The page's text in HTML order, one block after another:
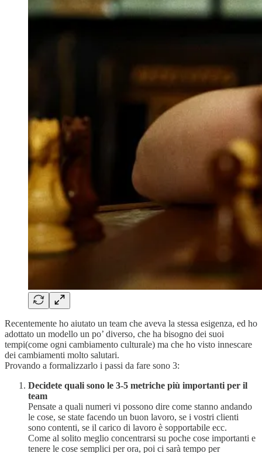
Recentemente ho aiutato un team che aveva la stessa esigenza, ed ho
adottato un modello un po’ diverso, che ha bisogno dei suoi
tempi(come ogni cambiamento culturale) ma che ho visto innescare
dei cambiamenti molto salutari.
Provando a formalizzarlo i passi da fare sono 3:
Decidete quali sono le 3-5 metriche più importanti per il
team
Pensate a quali numeri vi possono dire come stanno andando
le cose, se state facendo un buon lavoro, se i vostri clienti
sono contenti, se il carico di lavoro è sopportabile ecc.
Come al solito meglio concentrarsi su poche cose importanti e
tenere le cose semplici per ora, poi ci sarà tempo per